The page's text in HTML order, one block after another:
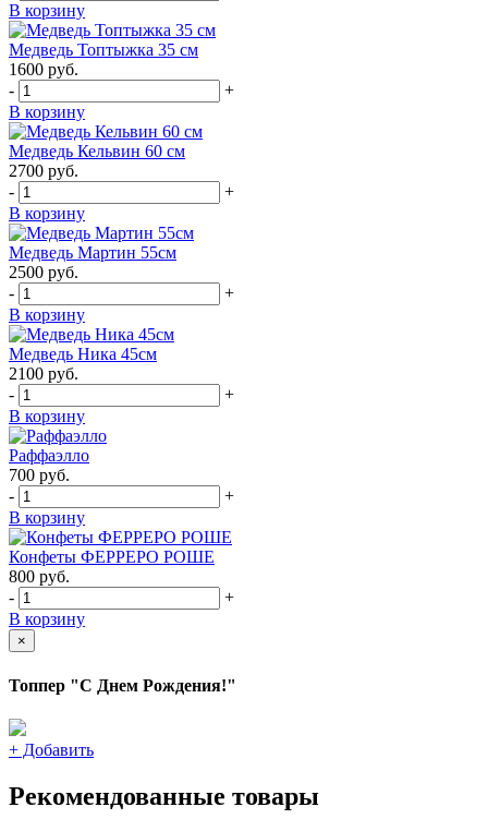
В корзину
Медведь Топтыжка 35 см
1600 руб.
-
+
В корзину
Медведь Кельвин 60 см
2700 руб.
-
+
В корзину
Медведь Мартин 55см
2500 руб.
-
+
В корзину
Медведь Ника 45см
2100 руб.
-
+
В корзину
Раффаэлло
700 руб.
-
+
В корзину
Конфеты ФЕРРЕРО РОШЕ
800 руб.
-
+
В корзину
×
Топпер "С Днем Рождения!"
+ Добавить
Рекомендованные товары